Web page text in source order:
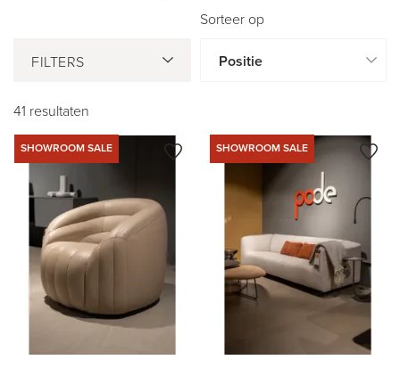
FILTERS
41 resultaten
Sorteer op
SHOWROOM SALE SHOWROOM SALE